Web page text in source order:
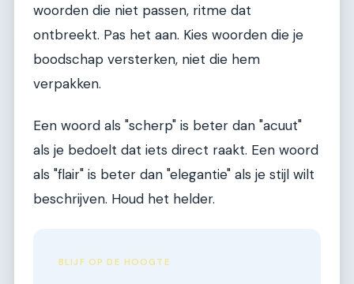
woorden die niet passen, ritme dat
ontbreekt. Pas het aan. Kies woorden die je
boodschap versterken, niet die hem
verpakken.
Een woord als "scherp" is beter dan "acuut"
als je bedoelt dat iets direct raakt. Een woord
als "flair" is beter dan "elegantie" als je stijl wilt
beschrijven. Houd het helder.
BLIJF OP DE HOOGTE